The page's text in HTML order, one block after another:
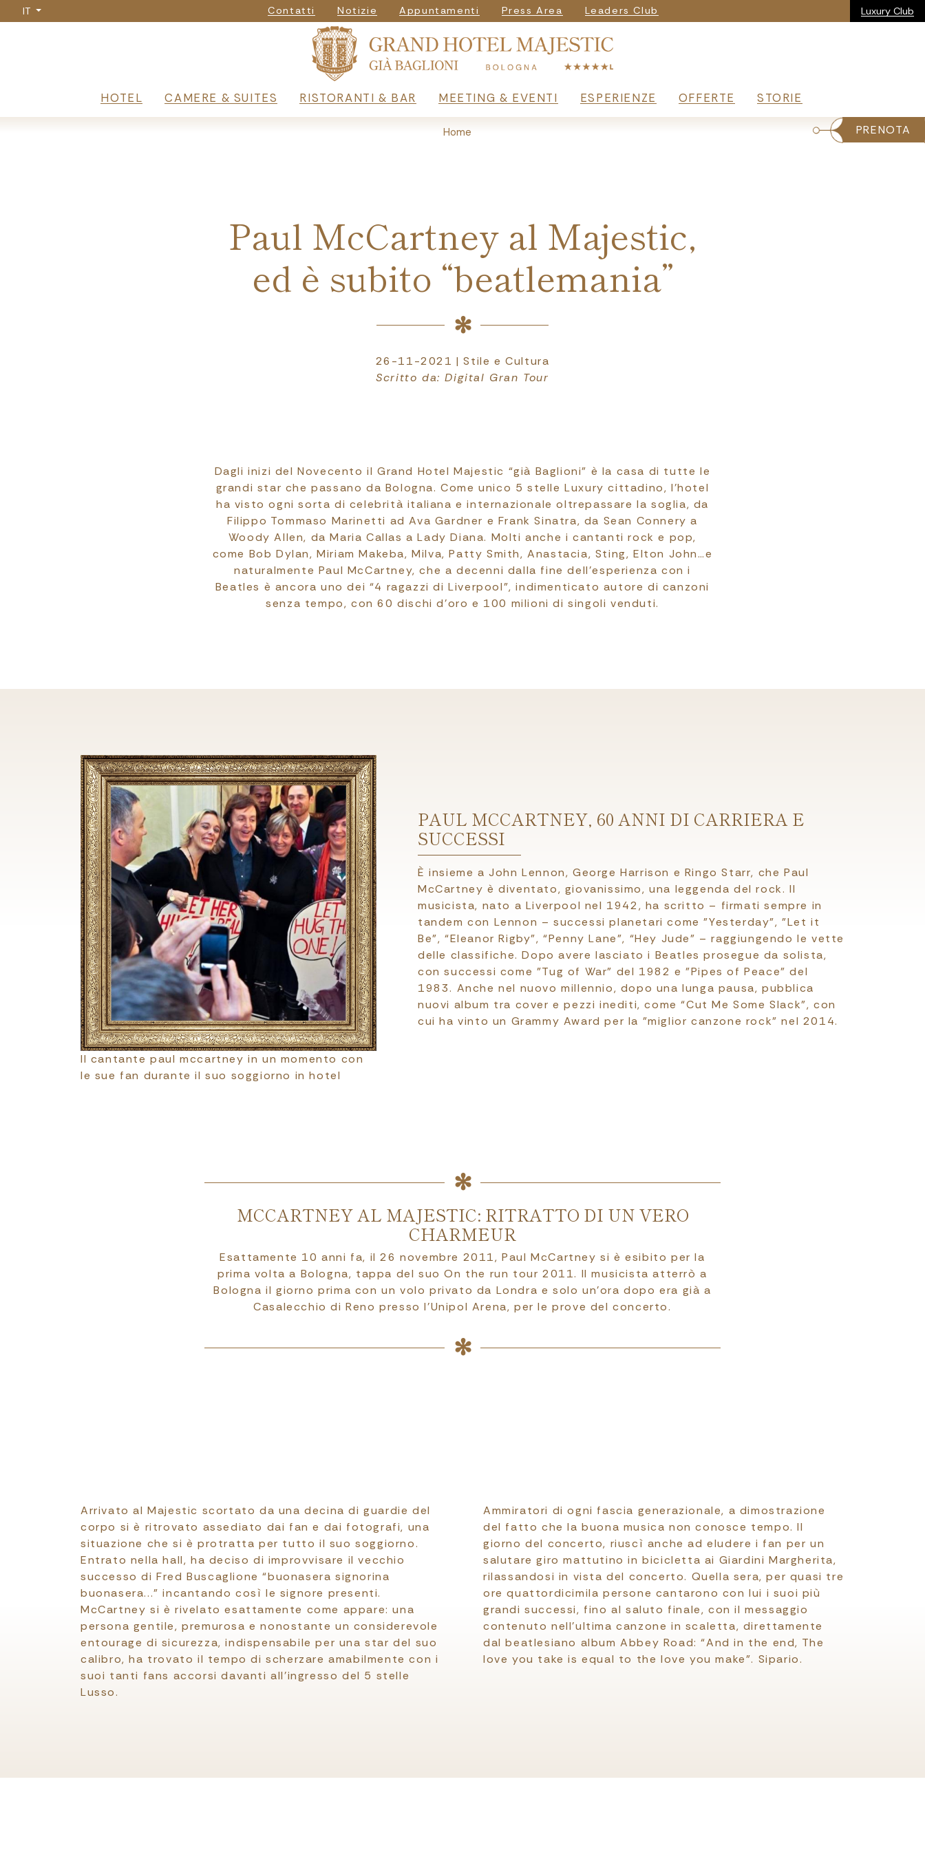
Salta
al
IT Navigazione secondaria
Contatti Notizie Appuntamenti Press Area Leaders Club Luxury Club
Navigazione principale
HOTEL CAMERE & SUITES RISTORANTI & BAR MEETING & EVENTI ESPERIENZE OFFERTE STORIE
PRENOTA
Breadcrumb Home
Paul McCartney al Majestic,
ed è subito “beatlemania”
26-11-2021 | Stile e Cultura
Scritto da: Digital Gran Tour
Dagli inizi del Novecento il Grand Hotel Majestic “già Baglioni” è la casa di tutte le
grandi star che passano da Bologna. Come unico 5 stelle Luxury cittadino, l’hotel
ha visto ogni sorta di celebrità italiana e internazionale oltrepassare la soglia, da
Filippo Tommaso Marinetti ad Ava Gardner e Frank Sinatra, da Sean Connery a
Woody Allen, da Maria Callas a Lady Diana. Molti anche i cantanti rock e pop,
come Bob Dylan, Miriam Makeba, Milva, Patty Smith, Anastacia, Sting, Elton John…e
naturalmente Paul McCartney, che a decenni dalla fine dell’esperienza con i
Beatles è ancora uno dei “4 ragazzi di Liverpool”, indimenticato autore di canzoni
senza tempo, con 60 dischi d'oro e 100 milioni di singoli venduti.
Il cantante paul mccartney in un momento con
le sue fan durante il suo soggiorno in hotel
PAUL MCCARTNEY, 60 ANNI DI CARRIERA E
SUCCESSI
È insieme a John Lennon, George Harrison e Ringo Starr, che Paul
McCartney è diventato, giovanissimo, una leggenda del rock. Il
musicista, nato a Liverpool nel 1942, ha scritto – firmati sempre in
tandem con Lennon – successi planetari come "Yesterday", "Let it
Be", “Eleanor Rigby”, “Penny Lane”, “Hey Jude” – raggiungendo le vette
delle classifiche. Dopo avere lasciato i Beatles prosegue da solista,
con successi come "Tug of War" del 1982 e "Pipes of Peace" del
1983. Anche nel nuovo millennio, dopo una lunga pausa, pubblica
nuovi album tra cover e pezzi inediti, come “Cut Me Some Slack”, con
cui ha vinto un Grammy Award per la "miglior canzone rock" nel 2014.
MCCARTNEY AL MAJESTIC: RITRATTO DI UN VERO
CHARMEUR
Esattamente 10 anni fa, il 26 novembre 2011, Paul McCartney si è esibito per la
prima volta a Bologna, tappa del suo On the run tour 2011. Il musicista atterrò a
Bologna il giorno prima con un volo privato da Londra e solo un’ora dopo era già a
Casalecchio di Reno presso l’Unipol Arena, per le prove del concerto.
Arrivato al Majestic scortato da una decina di guardie del
corpo si è ritrovato assediato dai fan e dai fotografi, una
situazione che si è protratta per tutto il suo soggiorno.
Entrato nella hall, ha deciso di improvvisare il vecchio
successo di Fred Buscaglione “buonasera signorina
buonasera...” incantando così le signore presenti.
McCartney si è rivelato esattamente come appare: una
persona gentile, premurosa e nonostante un considerevole
entourage di sicurezza, indispensabile per una star del suo
calibro, ha trovato il tempo di scherzare amabilmente con i
suoi tanti fans accorsi davanti all’ingresso del 5 stelle
Lusso.
Ammiratori di ogni fascia generazionale, a dimostrazione
del fatto che la buona musica non conosce tempo. Il
giorno del concerto, riuscì anche ad eludere i fan per un
salutare giro mattutino in bicicletta ai Giardini Margherita,
rilassandosi in vista del concerto. Quella sera, per quasi tre
ore quattordicimila persone cantarono con lui i suoi più
grandi successi, fino al saluto finale, con il messaggio
contenuto nell’ultima canzone in scaletta, direttamente
dal beatlesiano album Abbey Road: “And in the end, The
love you take is equal to the love you make”. Sipario.